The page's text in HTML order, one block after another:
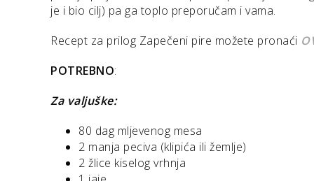
je i bio cilj) pa ga toplo preporučam i vama.
Recept za prilog Zapečeni pire možete pronaći
POTREBNO:
Za valjuške:
80 dag mljevenog mesa
2 manja peciva (klipića ili žemlje)
2 žlice kiselog vrhnja